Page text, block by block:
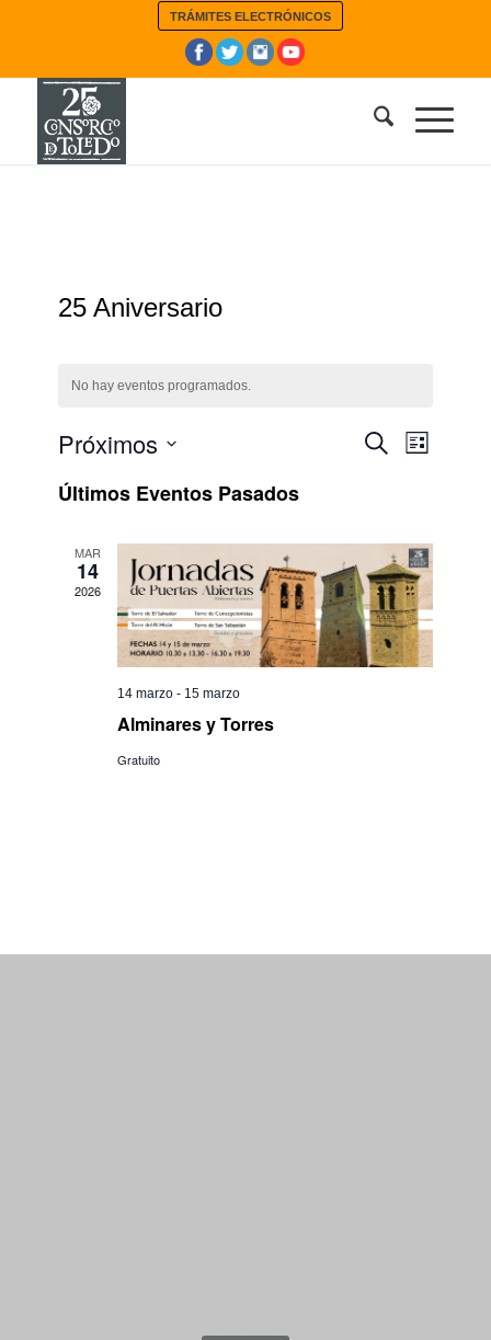
TRÁMITES ELECTRÓNICOS
25 Aniversario
No hay eventos programados.
y
vistas
de
Eventos
Buscar
Lista
Próximos
la
Últimos Eventos Pasados
MAR
14
2026
14 marzo - 15 marzo
Alminares y Torres
Gratuito